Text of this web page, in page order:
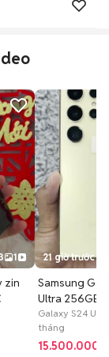
1 21 giờ trước
Samsung
Ultra 256GB
Galaxy S24
tháng
15.500.000 đ